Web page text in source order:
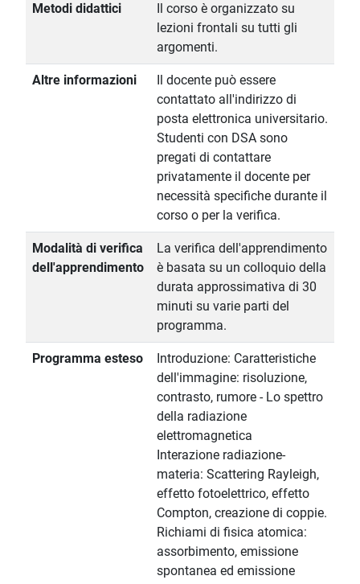
Metodi didattici
Il corso è organizzato su
lezioni frontali su tutti gli
argomenti.
Altre informazioni
Il docente può essere
contattato all'indirizzo di
posta elettronica universitario.
Studenti con DSA sono
pregati di contattare
privatamente il docente per
necessità specifiche durante il
corso o per la verifica.
Modalità di verifica
dell'apprendimento
La verifica dell'apprendimento
è basata su un colloquio della
durata approssimativa di 30
minuti su varie parti del
programma.
Programma esteso
Introduzione: Caratteristiche
dell'immagine: risoluzione,
contrasto, rumore - Lo spettro
della radiazione
elettromagnetica
Interazione radiazione-
materia: Scattering Rayleigh,
effetto fotoelettrico, effetto
Compton, creazione di coppie.
Richiami di fisica atomica:
assorbimento, emissione
spontanea ed emissione